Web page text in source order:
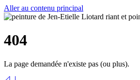
Aller au contenu principal
404
La page demandée n'existe pas (ou plus).